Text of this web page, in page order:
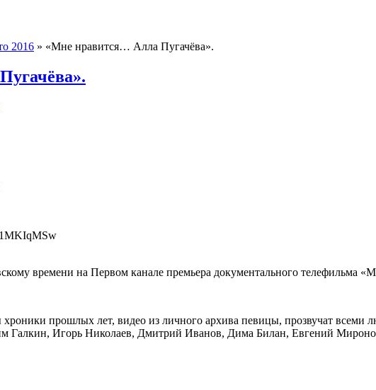
2016 » «Мне нравится… Алла Пугачёва».
времени на Первом канале премьера документального телефильма
прошлых лет, видео из личного архива певицы, прозвучат
Галкин, Игорь Николаев, Дмитрий Иванов, Дима Билан, Евгений